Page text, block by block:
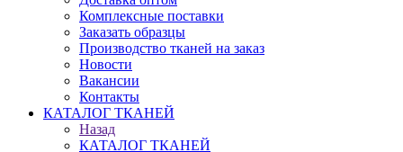
Комплексные поставки
Заказать образцы
Производство тканей на заказ
Новости
Вакансии
Контакты
КАТАЛОГ ТКАНЕЙ
Назад
КАТАЛОГ ТКАНЕЙ